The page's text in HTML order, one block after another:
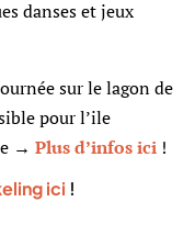
danses et jeux
sur le lagon de
pour l’ile
→Plus d’infos ici !
ici !